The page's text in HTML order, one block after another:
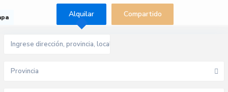
Alquilar Compartido
Provincia